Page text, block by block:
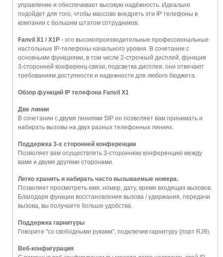
управление и обеспечивает высокую надёжность. Идеально
подойдет для того, чтобы массово внедрять эти IP телефоны в
компании с большим штатом сотрудников.
Fanvil X1 / X1P - это высокопроизводительные профессиональные
настольные IP-телефоны начального уровня. В сочетании с
основными функциями, в том числе 2-строчный дисплей, функция
3-сторонней конференц-связи, подсветка дисплея, они отвечают
требованиям доступности и надежности для любого бюджета.
Обзор функций IP телефона Fanvil X1
Две линии
В сочетании с двумя линиями SIP он позволяет вам принимать и
набирать вызовы на двух разных телефонных линиях.
Поддержка 3-х сторонней конференции
Позволяет вам осуществлять 3-стороннюю конференцию между
вами и двумя другими сторонами.
Легко хранить и набирать часто вызываемые номера.
Позволяет просмотреть имя, номер, дату, время входящих вызовов.
Благодаря функции восстановления вызова / удержания, передачи
вызова, вы получаете больше удобства.
Поддержка гарнитуры
Говорите "со свободными руками", подключив гарнитуру (порт RJ9).
Веб-конфигурация